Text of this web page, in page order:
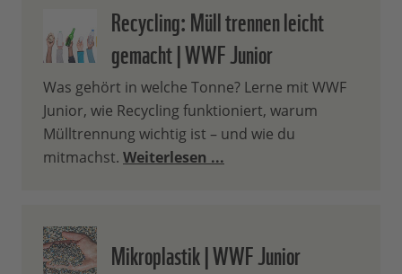
Recycling: Müll trennen leicht
gemacht | WWF Junior
Was gehört in welche Tonne? Lerne mit WWF
Junior, wie Recycling funktioniert, warum
Mülltrennung wichtig ist – und wie du
mitmachst. Weiterlesen ...
Mikroplastik | WWF Junior